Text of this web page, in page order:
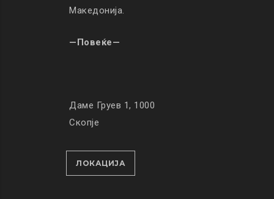
Македонија.
—Повеќе—
Даме Груев 1, 1000
Скопје
ЛОКАЦИЈА